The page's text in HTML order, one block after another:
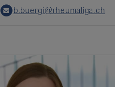
Emailb.buergi@rheumaliga.ch